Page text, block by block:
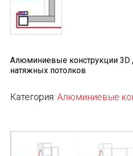
Алюминиевые конструкции 3D
натяжных потолков
Категория: Алюминиевые